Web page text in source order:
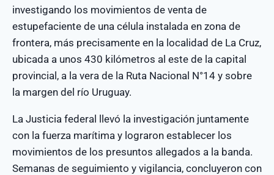
investigando los movimientos de venta de
estupefaciente de una célula instalada en zona de
frontera, más precisamente en la localidad de La Cruz,
ubicada a unos 430 kilómetros al este de la capital
provincial, a la vera de la Ruta Nacional N°14 y sobre
la margen del río Uruguay.
La Justicia federal llevó la investigación juntamente
con la fuerza marítima y lograron establecer los
movimientos de los presuntos allegados a la banda.
Semanas de seguimiento y vigilancia, concluyeron con